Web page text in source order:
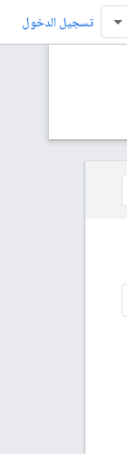
تسجيل الدخول